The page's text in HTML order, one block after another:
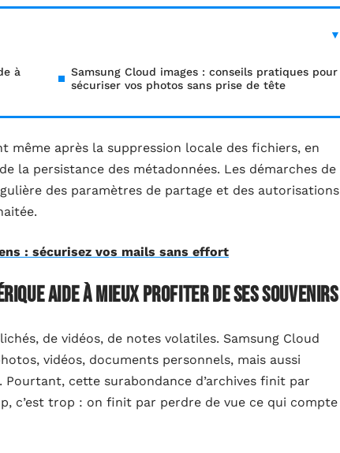
à
Samsung Cloud images : conseils pratiques pour
sécuriser vos photos sans prise de tête
même après la suppression locale des fichiers, en
la persistance des métadonnées. Les démarches de
des paramètres de partage et des autorisations
: sécurisez vos mails sans effort
aide à mieux profiter de ses souvenirs
de vidéos, de notes volatiles. Samsung Cloud
vidéos, documents personnels, mais aussi
Pourtant, cette surabondance d’archives finit par
c’est trop : on finit par perdre de vue ce qui compte